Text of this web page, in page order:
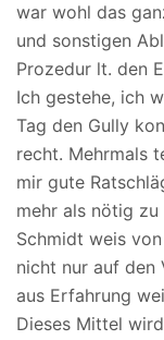
war wohl das
und sonstigen
Prozedur lt. den
Ich gestehe, ich
Tag den Gully
recht. Mehrmals
mir gute
mehr als nötig
Schmidt weis
nicht nur auf den
aus Erfahrung
Dieses Mittel